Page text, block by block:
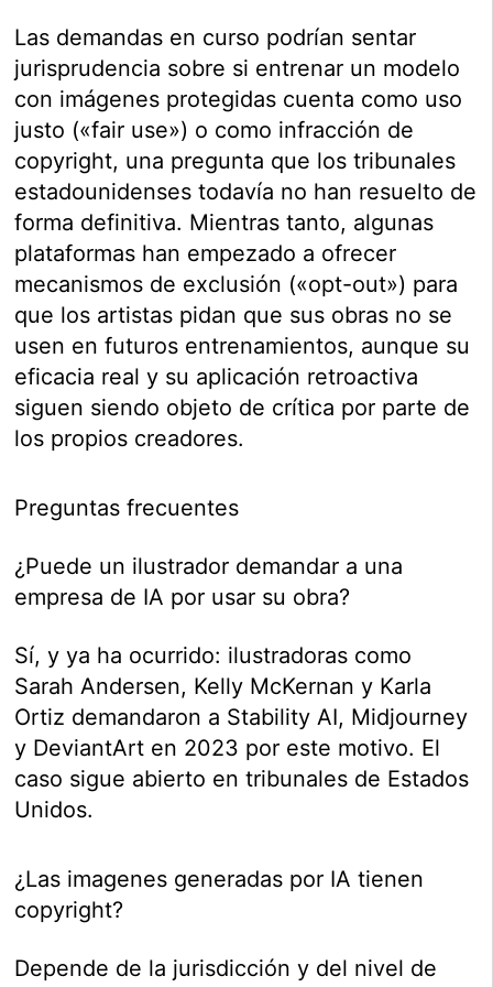
Las demandas en curso podrían sentar
jurisprudencia sobre si entrenar un modelo
con imágenes protegidas cuenta como uso
justo («fair use») o como infracción de
copyright, una pregunta que los tribunales
estadounidenses todavía no han resuelto de
forma definitiva. Mientras tanto, algunas
plataformas han empezado a ofrecer
mecanismos de exclusión («opt-out») para
que los artistas pidan que sus obras no se
usen en futuros entrenamientos, aunque su
eficacia real y su aplicación retroactiva
siguen siendo objeto de crítica por parte de
los propios creadores.
Preguntas frecuentes
¿Puede un ilustrador demandar a una
empresa de IA por usar su obra?
Sí, y ya ha ocurrido: ilustradoras como
Sarah Andersen, Kelly McKernan y Karla
Ortiz demandaron a Stability AI, Midjourney
y DeviantArt en 2023 por este motivo. El
caso sigue abierto en tribunales de Estados
Unidos.
¿Las imagenes generadas por IA tienen
copyright?
Depende de la jurisdicción y del nivel de